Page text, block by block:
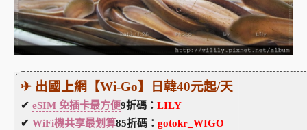
✈ 出國上網【Wi-Go】日韓40元起/天
✔ eSIM 免插卡最方便9折碼： LILY
✔ WiFi機共享最划算85折碼： gotokr_WIGO